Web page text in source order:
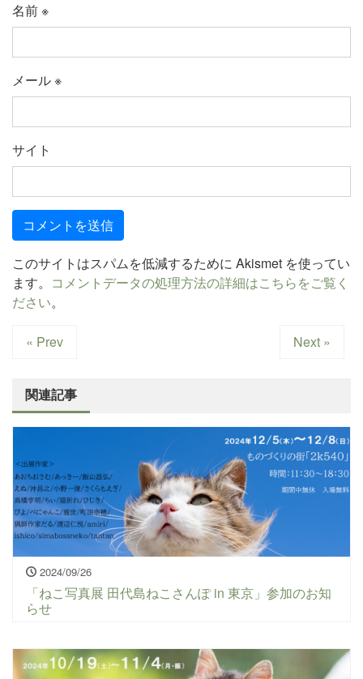
名前※
メール※
サイト
このサイトはスパムを低減するために Akismet を使ってい
ます。 コメントデータの処理方法の詳細はこちらをご覧く
ださい。
« Prev Next »
関連記事
2024/09/26
「ねこ写真展 田代島ねこさんぽ in 東京」参加のお知
らせ